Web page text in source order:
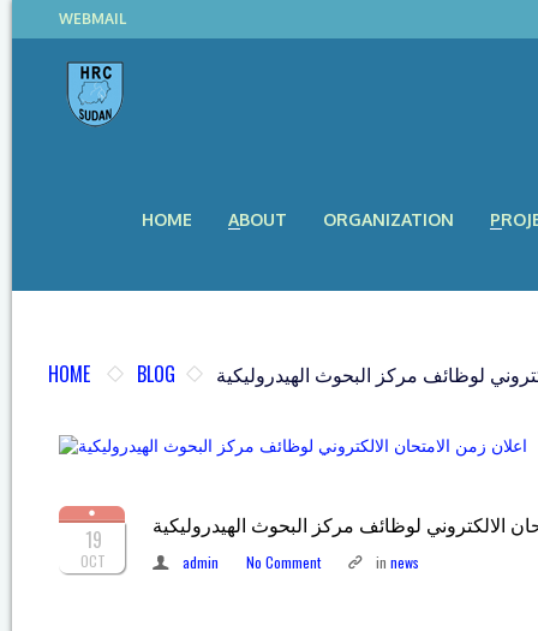
WEBMAIL
HOME ABOUT ORGANIZATION
HOME BLOG لوظائف مركز البحوث الهيدروليكية
19
OCT
الالكتروني لوظائف مركز البحوث الهيدروليكية
admin No Comment in news